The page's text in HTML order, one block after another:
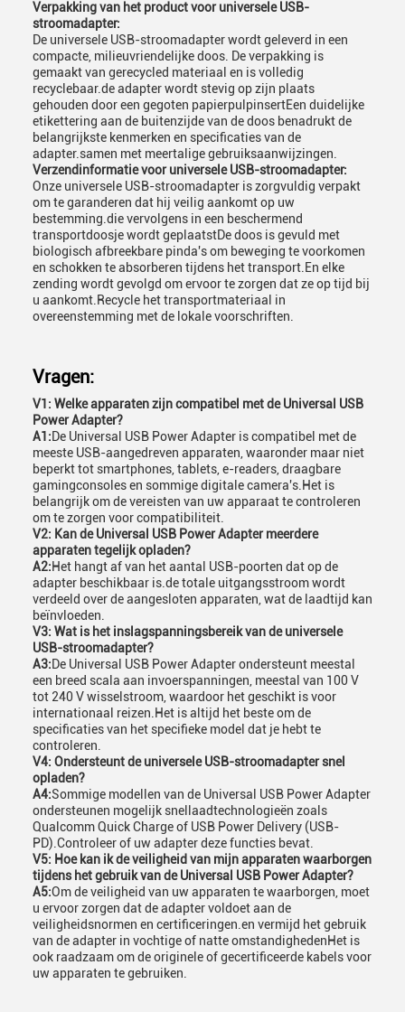
Verpakking van het product voor universele USB-
stroomadapter:
De universele USB-stroomadapter wordt geleverd in een
compacte, milieuvriendelijke doos. De verpakking is
gemaakt van gerecycled materiaal en is volledig
recyclebaar.de adapter wordt stevig op zijn plaats
gehouden door een gegoten papierpulpinsertEen duidelijke
etikettering aan de buitenzijde van de doos benadrukt de
belangrijkste kenmerken en specificaties van de
adapter.samen met meertalige gebruiksaanwijzingen.
Verzendinformatie voor universele USB-stroomadapter:
Onze universele USB-stroomadapter is zorgvuldig verpakt
om te garanderen dat hij veilig aankomt op uw
bestemming.die vervolgens in een beschermend
transportdoosje wordt geplaatstDe doos is gevuld met
biologisch afbreekbare pinda's om beweging te voorkomen
en schokken te absorberen tijdens het transport.En elke
zending wordt gevolgd om ervoor te zorgen dat ze op tijd bij
u aankomt.Recycle het transportmateriaal in
overeenstemming met de lokale voorschriften.
Vragen:
V1: Welke apparaten zijn compatibel met de Universal USB
Power Adapter?
A1:De Universal USB Power Adapter is compatibel met de
meeste USB-aangedreven apparaten, waaronder maar niet
beperkt tot smartphones, tablets, e-readers, draagbare
gamingconsoles en sommige digitale camera's.Het is
belangrijk om de vereisten van uw apparaat te controleren
om te zorgen voor compatibiliteit.
V2: Kan de Universal USB Power Adapter meerdere
apparaten tegelijk opladen?
A2:Het hangt af van het aantal USB-poorten dat op de
adapter beschikbaar is.de totale uitgangsstroom wordt
verdeeld over de aangesloten apparaten, wat de laadtijd kan
beïnvloeden.
V3: Wat is het inslagspanningsbereik van de universele
USB-stroomadapter?
A3:De Universal USB Power Adapter ondersteunt meestal
een breed scala aan invoerspanningen, meestal van 100 V
tot 240 V wisselstroom, waardoor het geschikt is voor
internationaal reizen.Het is altijd het beste om de
specificaties van het specifieke model dat je hebt te
controleren.
V4: Ondersteunt de universele USB-stroomadapter snel
opladen?
A4:Sommige modellen van de Universal USB Power Adapter
ondersteunen mogelijk snellaadtechnologieën zoals
Qualcomm Quick Charge of USB Power Delivery (USB-
PD).Controleer of uw adapter deze functies bevat.
V5: Hoe kan ik de veiligheid van mijn apparaten waarborgen
tijdens het gebruik van de Universal USB Power Adapter?
A5:Om de veiligheid van uw apparaten te waarborgen, moet
u ervoor zorgen dat de adapter voldoet aan de
veiligheidsnormen en certificeringen.en vermijd het gebruik
van de adapter in vochtige of natte omstandighedenHet is
ook raadzaam om de originele of gecertificeerde kabels voor
uw apparaten te gebruiken.